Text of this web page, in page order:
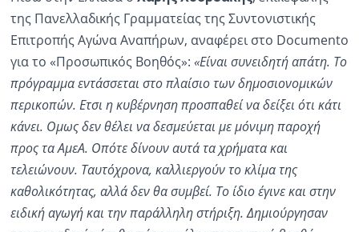
της Πανελλαδικής Γραμματείας της Συντονιστικής
Επιτροπής Αγώνα Αναπήρων, αναφέρει στο Documento
για το «Προσωπικός Βοηθός»: «Είναι συνειδητή απάτη. Το
πρόγραμμα εντάσσεται στο πλαίσιο των δημοσιονομικών
περικοπών. Ετσι η κυβέρνηση προσπαθεί να δείξει ότι κάτι
κάνει. Ομως δεν θέλει να δεσμεύεται με μόνιμη παροχή
προς τα ΑμεΑ. Οπότε δίνουν αυτά τα χρήματα και
τελειώνουν. Ταυτόχρονα, καλλιεργούν το κλίμα της
καθολικότητας, αλλά δεν θα συμβεί. Το ίδιο έγινε και στην
ειδική αγωγή και την παράλληλη στήριξη. Δημιούργησαν